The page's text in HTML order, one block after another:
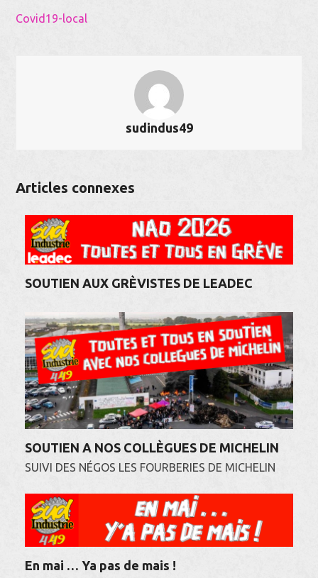
Covid19-local
sudindus49
Articles connexes
SOUTIEN AUX GRÈVISTES DE LEADEC
SOUTIEN A NOS COLLÈGUES DE MICHELIN
SUIVI DES NÉGOS LES FOURBERIES DE MICHELIN
En mai … Ya pas de mais !